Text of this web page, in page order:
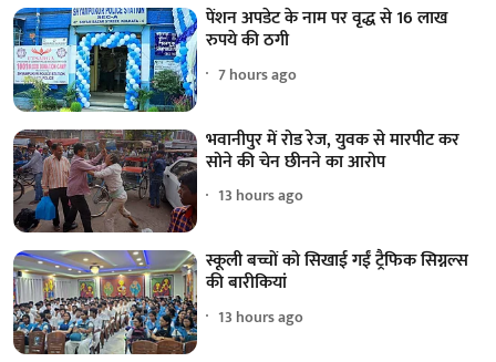
पेंशन अपडेट के नाम पर वृद्ध से 16 लाख
रुपये की ठगी
7 hours ago
भवानीपुर में रोड रेज, युवक से मारपीट कर
सोने की चेन छीनने का आरोप
13 hours ago
स्कूली बच्चों को सिखाई गईं ट्रैफिक सिग्नल्स
की बारीकियां
13 hours ago